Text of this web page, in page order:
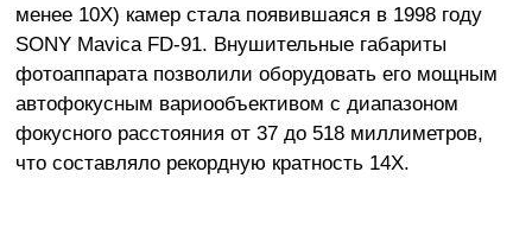
менее 10Х) камер стала появившаяся в 1998 году
SONY Mavica FD-91. Внушительные габариты
фотоаппарата позволили оборудовать его мощным
автофокусным вариообъективом с диапазоном
фокусного расстояния от 37 до 518 миллиметров,
что составляло рекордную кратность 14Х.